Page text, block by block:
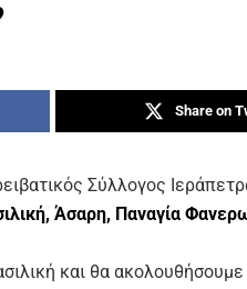
Share on
Σύλλογος
Άσαρη, Παναγία
και θα